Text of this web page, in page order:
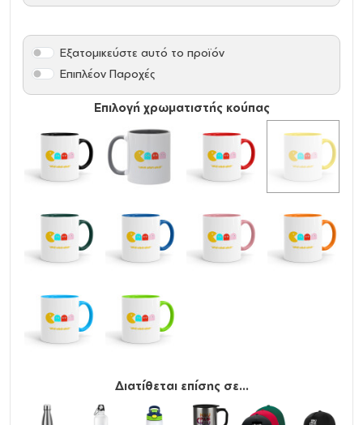
Επιλογή χρωματιστής κούπας
Εξατομικεύστε αυτό το προϊόν
Επιπλέον Παροχές
Διατίθεται επίσης σε...